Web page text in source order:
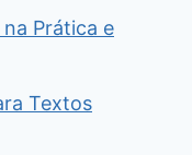
Prática e
Textos